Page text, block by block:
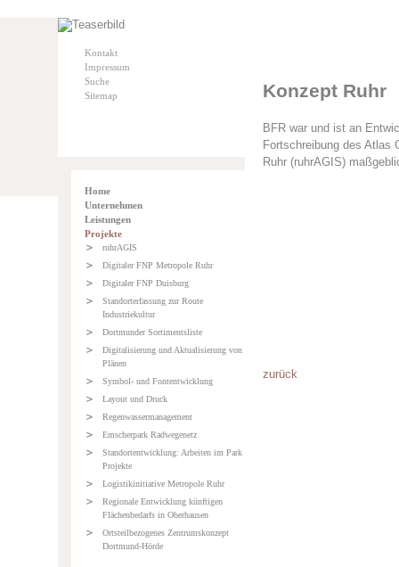
Konzept Ruhr
BFR war und ist an
Fortschreibung des Atlas
Ruhr (ruhrAGIS)
zurück
Kontakt
Impressum
Suche
Sitemap
Home
Unternehmen
Leistungen
Projekte
ruhrAGIS
Digitaler FNP Metropole Ruhr
Digitaler FNP Duisburg
Standorterfassung zur Route
Industriekultur
Dortmunder Sortimentsliste
Digitalisierung und Aktualisierung von
Plänen
Symbol- und Fontentwicklung
Layout und Druck
Regenwassermanagement
Emscherpark Radwegenetz
Standortentwicklung: Arbeiten im Park
Projekte
Logistikinitiative Metropole Ruhr
Regionale Entwicklung künftigen
Flächenbedarfs in Oberhausen
Ortsteilbezogenes Zentrumskonzept
Dortmund-Hörde